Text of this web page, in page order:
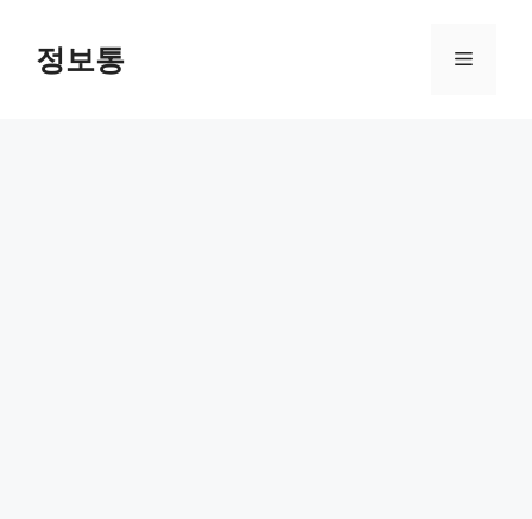
content정보통 Menu